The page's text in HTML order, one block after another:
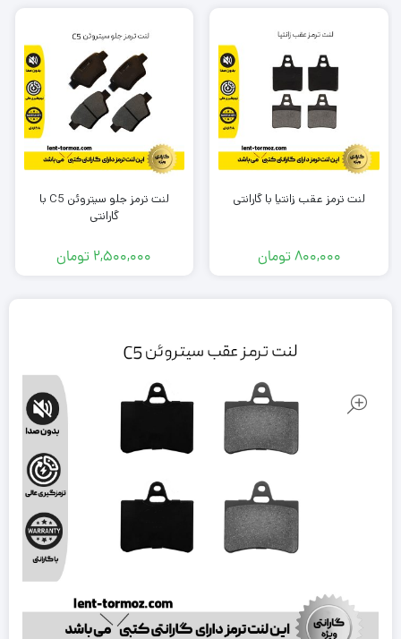
لنت ترمز عقب زانتیا با گارانتی
800,000تومان
لنت ترمز جلو سیتروئن C5 با
گارانتی
2,500,000 تومان